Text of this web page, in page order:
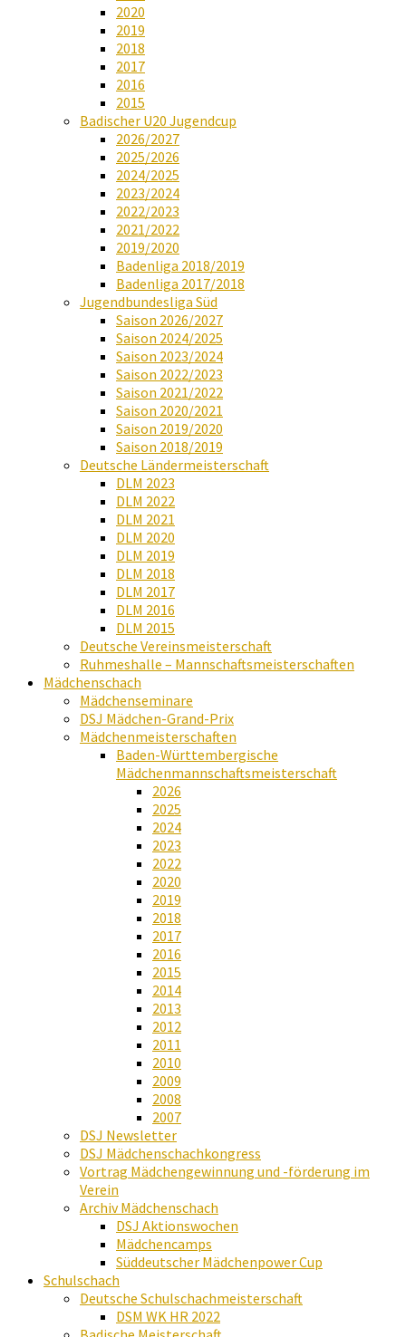
2020
2019
2018
2017
2016
2015
Badischer U20 Jugendcup
2026/2027
2025/2026
2024/2025
2023/2024
2022/2023
2021/2022
2019/2020
Badenliga 2018/2019
Badenliga 2017/2018
Jugendbundesliga Süd
Saison 2026/2027
Saison 2024/2025
Saison 2023/2024
Saison 2022/2023
Saison 2021/2022
Saison 2020/2021
Saison 2019/2020
Saison 2018/2019
Deutsche Ländermeisterschaft
DLM 2023
DLM 2022
DLM 2021
DLM 2020
DLM 2019
DLM 2018
DLM 2017
DLM 2016
DLM 2015
Deutsche Vereinsmeisterschaft
Ruhmeshalle – Mannschaftsmeisterschaften
Mädchenschach
Mädchenseminare
DSJ Mädchen-Grand-Prix
Mädchenmeisterschaften
Baden-Württembergische
Mädchenmannschaftsmeisterschaft
2026
2025
2024
2023
2022
2020
2019
2018
2017
2016
2015
2014
2013
2012
2011
2010
2009
2008
2007
DSJ Newsletter
DSJ Mädchenschachkongress
Vortrag Mädchengewinnung und -förderung im
Verein
Archiv Mädchenschach
DSJ Aktionswochen
Mädchencamps
Süddeutscher Mädchenpower Cup
Schulschach
Deutsche Schulschachmeisterschaft
DSM WK HR 2022